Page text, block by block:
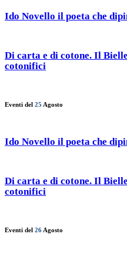
Ido Novello il poeta che
Di carta e di cotone. Il
cotonifici
Eventi del 25 Agosto
Ido Novello il poeta che
Di carta e di cotone. Il
cotonifici
Eventi del 26 Agosto